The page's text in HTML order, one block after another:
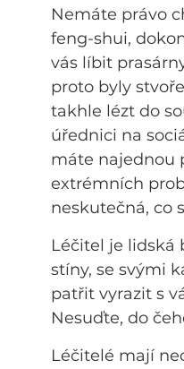
Nemáte právo
feng-shui,
vás líbit
proto byly
takhle lézt do
úřednici na
máte najednou
extrémních
neskutečná, co
Léčitel je lidská
stíny, se svými
patřit vyrazit s
Nesuďte, do
Léčitelé mají